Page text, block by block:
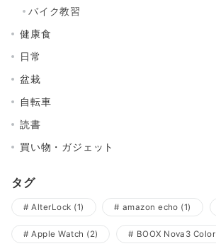
バイク教習
健康食
日常
盆栽
自転車
読書
買い物・ガジェット
タグ
AlterLock (1) amazon echo (1)
Apple Watch (2) BOOX Nova3 Color